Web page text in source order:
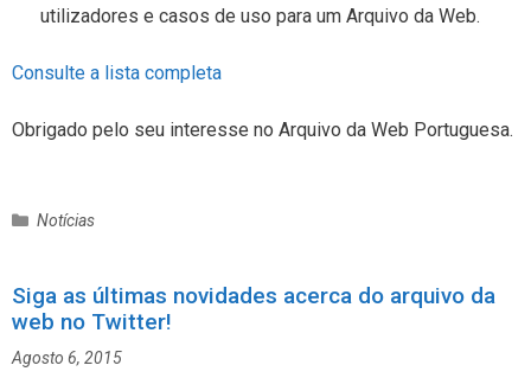
utilizadores e casos de uso para um Arquivo da Web.
Consulte a lista completa
Obrigado pelo seu interesse no Arquivo da Web Portuguesa.
C
e
g
r
Notícias
Siga as últimas novidades acerca do arquivo da
web no Twitter!
Agosto 6, 2015